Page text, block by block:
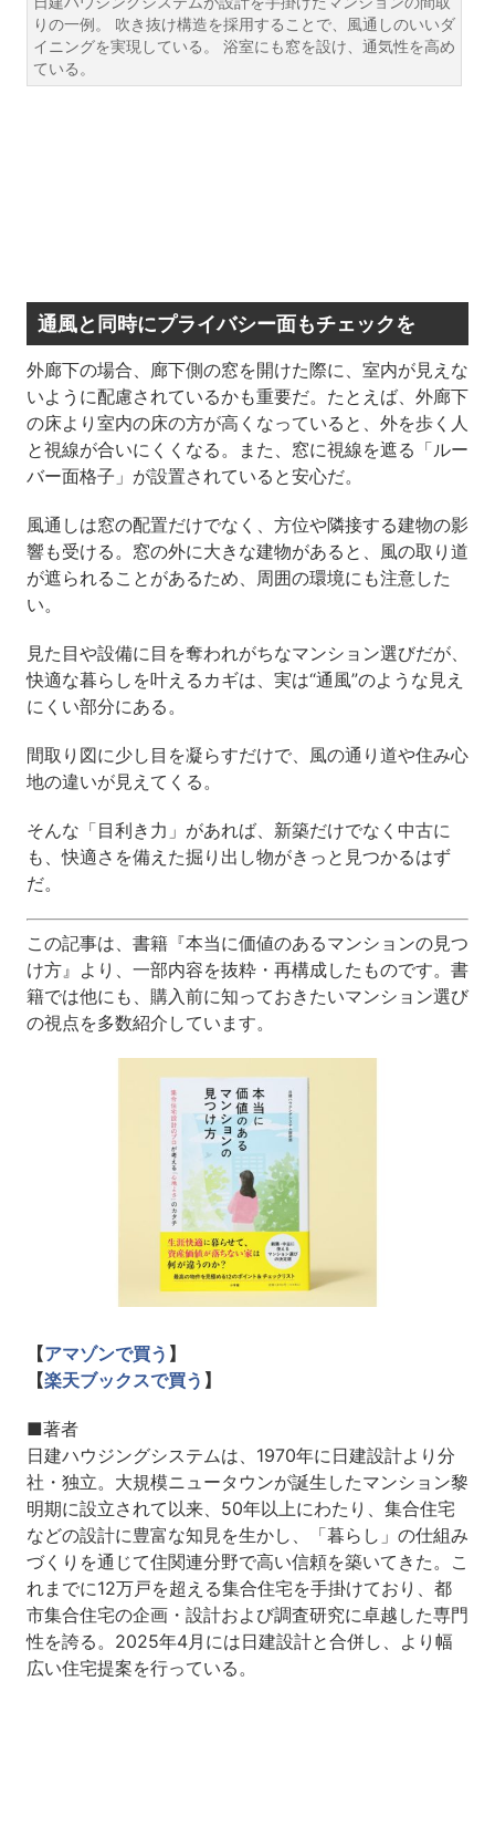
りの一例。 吹き抜け構造を採用することで、風通しのいいダ
イニングを実現している。 浴室にも窓を設け、通気性を高め
ている。
通風と同時にプライバシー面もチェックを
外廊下の場合、廊下側の窓を開けた際に、室内が見えな
いように配慮されているかも重要だ。たとえば、外廊下
の床より室内の床の方が高くなっていると、外を歩く人
と視線が合いにくくなる。また、窓に視線を遮る「ルー
バー面格子」が設置されていると安心だ。
風通しは窓の配置だけでなく、方位や隣接する建物の影
響も受ける。窓の外に大きな建物があると、風の取り道
が遮られることがあるため、周囲の環境にも注意した
い。
見た目や設備に目を奪われがちなマンション選びだが、
快適な暮らしを叶えるカギは、実は“通風”のような見え
にくい部分にある。
間取り図に少し目を凝らすだけで、風の通り道や住み心
地の違いが見えてくる。
そんな「目利き力」があれば、新築だけでなく中古に
も、快適さを備えた掘り出し物がきっと見つかるはず
だ。
この記事は、書籍『本当に価値のあるマンションの見つ
け方』より、一部内容を抜粋・再構成したものです。書
籍では他にも、購入前に知っておきたいマンション選び
の視点を多数紹介しています。
【アマゾンで買う 】
【楽天ブックスで買う 】
■著者
日建ハウジングシステムは、1970年に日建設計より分
社・独立。大規模ニュータウンが誕生したマンション黎
明期に設立されて以来、50年以上にわたり、集合住宅
などの設計に豊富な知見を生かし、「暮らし」の仕組み
づくりを通じて住関連分野で高い信頼を築いてきた。こ
れまでに12万戸を超える集合住宅を手掛けており、都
市集合住宅の企画・設計および調査研究に卓越した専門
性を誇る。2025年4月には日建設計と合併し、より幅
広い住宅提案を行っている。